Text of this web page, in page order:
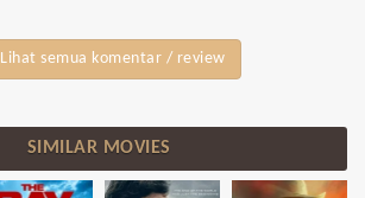
Lihat semua komentar / review
SIMILAR MOVIES